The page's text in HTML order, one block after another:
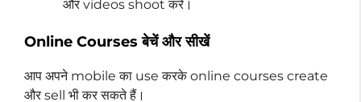
और videos shoot करें।
Online Courses बेचें और सीखें
आप अपने mobile का use करके online courses create
और sell भी कर सकते हैं।